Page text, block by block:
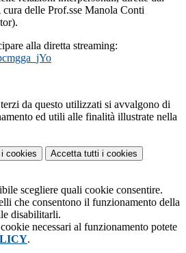
delle Prof.sse Manola Conti
alla diretta streaming:
da questo utilizzati si avvalgono di
ed utili alle finalità illustrate nella
i cookies Accetta tutti i cookies
scegliere quali cookie consentire.
che consentono il funzionamento della
disabilitarli.
necessari al funzionamento potete
.